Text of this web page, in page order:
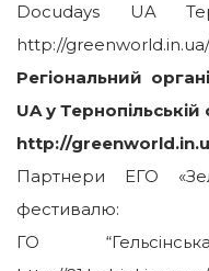
Docudays UA
http://
Регіональний
UA у
http://
Партнери ЕГО
фестивалю:
ГО